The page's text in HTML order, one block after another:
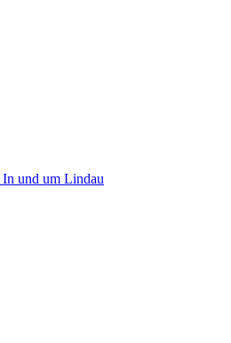
In und um Lindau